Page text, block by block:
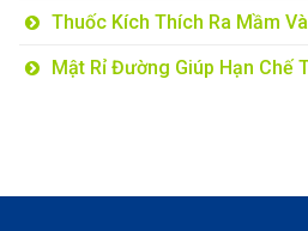
Thuốc Kích Thích Ra Mầm
Mật Rỉ Đường Giúp Hạn Chế